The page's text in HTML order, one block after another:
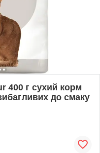
400 г сухий корм
до смаку